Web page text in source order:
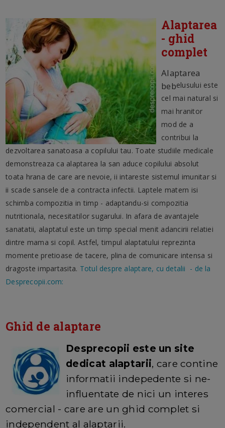
Alaptarea
- ghid
complet
Alaptarea
bebelusului este
cel mai natural si
mai hranitor
mod de a
contribui la
dezvoltarea sanatoasa a copilului tau. Toate studiile medicale
demonstreaza ca alaptarea la san aduce copilului absolut
toata hrana de care are nevoie, ii intareste sistemul imunitar si
ii scade sansele de a contracta infectii. Laptele matern isi
schimba compozitia in timp - adaptandu-si compozitia
nutritionala, necesitatilor sugarului. In afara de avantajele
sanatatii, alaptatul este un timp special menit adancirii relatiei
dintre mama si copil. Astfel, timpul alaptatului reprezinta
momente pretioase de tacere, plina de comunicare intensa si
dragoste impartasita. Totul despre alaptare, cu detalii - de la
Desprecopii.com:
Ghid de alaptare
Desprecopii este un site
dedicat alaptarii, care contine
informatii indepedente si ne-
influentate de nici un interes
comercial - care are un ghid complet si
independent al alaptarii.